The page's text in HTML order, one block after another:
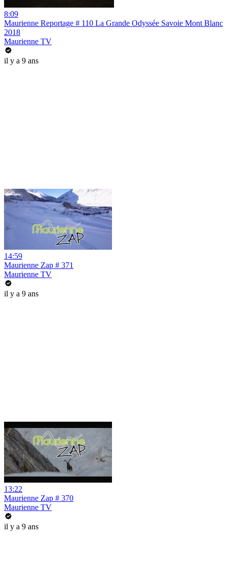
8:09
Maurienne Reportage # 110 La Grande Odyssée Savoie Mont Blanc
2018
Maurienne TV
il y a 9 ans
14:59
Maurienne Zap # 371
Maurienne TV
il y a 9 ans
13:22
Maurienne Zap # 370
Maurienne TV
il y a 9 ans